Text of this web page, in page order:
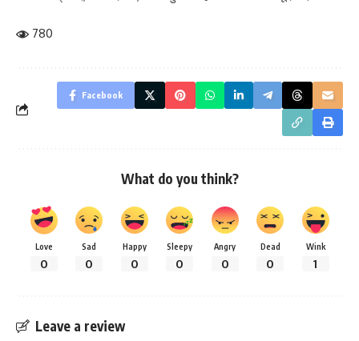
780
Facebook
What do you think?
Love
0
Sad
0
Happy
0
Sleepy
0
Angry
0
Dead
0
Wink
1
Leave a review